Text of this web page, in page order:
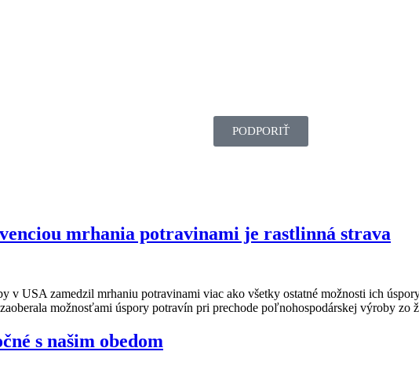
PODPORIŤ
mrhania potravinami je rastlinná strava
v USA zamedzil mrhaniu potravinami viac ako všetky ostatné možnosti ich
možnosťami úspory potravín pri prechode poľnohospodárskej výroby
s našim obedom